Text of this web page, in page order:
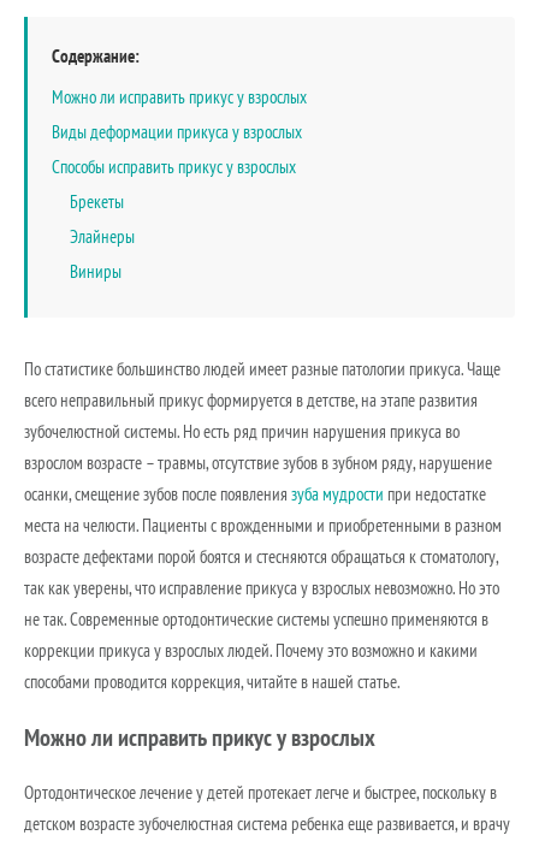
Содержание:
Можно ли исправить прикус у взрослых
Виды деформации прикуса у взрослых
Способы исправить прикус у взрослых
Брекеты
Элайнеры
Виниры
По статистике большинство людей имеет разные патологии прикуса. Чаще
всего неправильный прикус формируется в детстве, на этапе развития
зубочелюстной системы. Но есть ряд причин нарушения прикуса во
взрослом возрасте – травмы, отсутствие зубов в зубном ряду, нарушение
осанки, смещение зубов после появления зуба мудрости при недостатке
места на челюсти. Пациенты с врожденными и приобретенными в разном
возрасте дефектами порой боятся и стесняются обращаться к стоматологу,
так как уверены, что исправление прикуса у взрослых невозможно. Но это
не так. Современные ортодонтические системы успешно применяются в
коррекции прикуса у взрослых людей. Почему это возможно и какими
способами проводится коррекция, читайте в нашей статье.
Можно ли исправить прикус у взрослых
Ортодонтическое лечение у детей протекает легче и быстрее, поскольку в
детском возрасте зубочелюстная система ребенка еще развивается, и врачу